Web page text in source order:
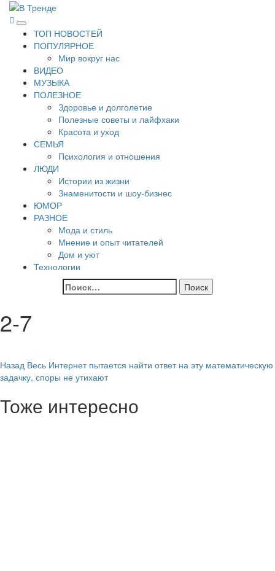
Перейти
содержимому
В Тренде
Самые свежие новости интернета
Основное
меню
ТОП НОВОСТЕЙ
ПОПУЛЯРНОЕ
Мир вокруг нас
ВИДЕО
МУЗЫКА
ПОЛЕЗНОЕ
Здоровье и долголетие
Полезные советы и лайфхаки
Красота и уход
СЕМЬЯ
Психология и отношения
ЛЮДИ
Истории из жизни
Знаменитости и шоу-бизнес
ЮМОР
РАЗНОЕ
Мода и стиль
Мнение и опыт читателей
Дом и уют
Технологии
Найти:
2-7
Навигация
записи
Назад Весь Интернет пытается найти ответ на эту математическую
задачку, споры не утихают
Тоже интересно